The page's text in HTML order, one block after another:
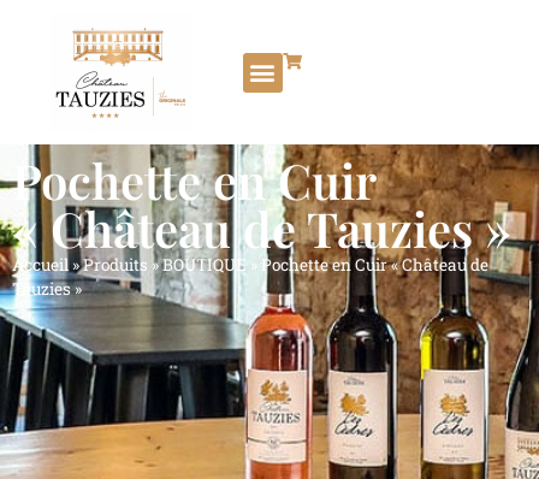
Pochette en Cuir
« Château de Tauzies »
Accueil»Produits »BOUTIQUE » Pochette en Cuir « Château de
Tauzies »